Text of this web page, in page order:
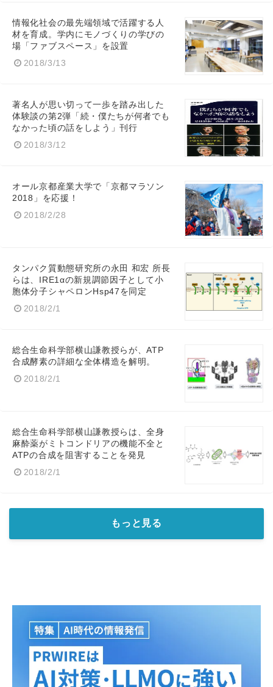
情報化社会の最先端領域で活躍する人
材を育成。学内にモノづくりの学びの
場「ファブスペース」を設置
2018/3/13
著名人が思い切って一歩を踏み出した
体験談の第2弾「続・僕たちが何者でも
なかった頃の話をしよう」刊行
2018/3/12
オール京都産業大学で「京都マラソン
2018」を応援！
2018/2/28
タンパク質動態研究所の永田 和宏 所長
らは、IRE1αの新規調節因子として小
胞体分子シャペロンHsp47を同定
2018/2/1
総合生命科学部横山謙教授らが、ATP
合成酵素の詳細な全体構造を解明。
2018/2/1
総合生命科学部横山謙教授らは、全身
麻酔薬がミトコンドリアの機能不全と
ATPの合成を阻害することを発見
2018/2/1
もっと見る
Japanese
English